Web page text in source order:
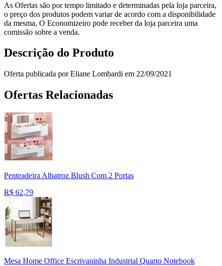
As Ofertas são por tempo limitado e determinadas pela loja parceira,
o preço dos produtos podem variar de acordo com a disponibilidade
da mesma, O Economizeiro pode receber da loja parceira uma
comissão sobre a venda.
Descrição do Produto
Oferta publicada por Eliane Lombardi em 22/09/2021
Ofertas Relacionadas
Penteadeira Albatroz Blush Com 2 Portas
R$ 62,79
Mesa Home Office Escrivaninha Industrial Quarto Notebook